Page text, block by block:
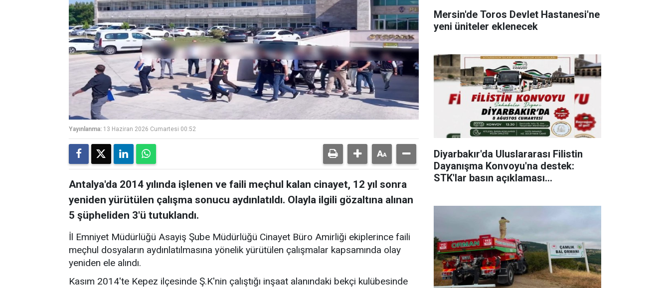
Yayınlanma: 13 Haziran 2026 Cumartesi 00:52
Antalya'da 2014 yılında işlenen ve faili meçhul kalan cinayet, 12 yıl sonra
yeniden yürütülen çalışma sonucu aydınlatıldı. Olayla ilgili gözaltına alınan
5 şüpheliden 3'ü tutuklandı.
İl Emniyet Müdürlüğü Asayiş Şube Müdürlüğü Cinayet Büro Amirliği ekiplerince faili
meçhul dosyaların aydınlatılmasına yönelik yürütülen çalışmalar kapsamında olay
yeniden ele alındı.
Kasım 2014'te Kepez ilçesinde Ş.K'nin çalıştığı inşaat alanındaki bekçi kulübesinde
Mersin'de Toros Devlet Hastanesi'ne
yeni üniteler eklenecek
Diyarbakır'da Uluslararası Filistin
Dayanışma Konvoyu'na destek:
STK'lar basın açıklaması